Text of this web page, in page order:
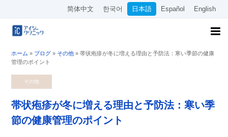
简体中文 한국어 日本語 Español English
ホーム » ブログ » その他 » 帯状疱疹が冬に増える理由と予防法：寒い季節の健康
管理のポイント
その他
帯状疱疹が冬に増える理由と予防法：寒い季
節の健康管理のポイント